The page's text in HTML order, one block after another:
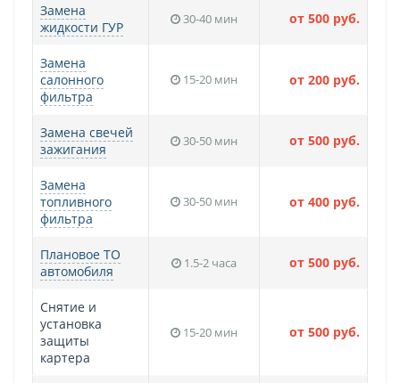
Замена
жидкости ГУР
30-40 мин от 500 руб.
Замена
салонного
фильтра
15-20 мин от 200 руб.
Замена свечей
зажигания
30-50 мин от 500 руб.
Замена
топливного
фильтра
30-50 мин от 400 руб.
Плановое ТО
автомобиля
1.5-2 часа от 500 руб.
Снятие и
установка
защиты
картера
15-20 мин от 500 руб.